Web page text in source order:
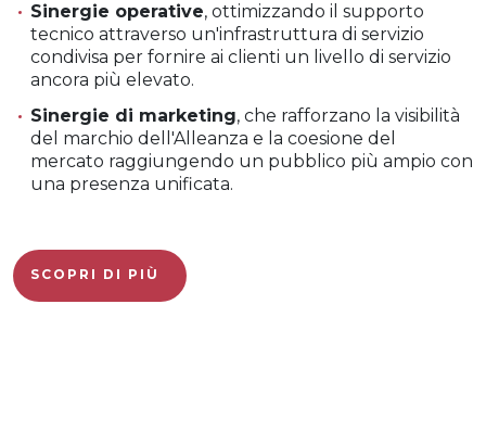
Sinergie operative, ottimizzando il supporto
tecnico attraverso un'infrastruttura di servizio
condivisa per fornire ai clienti un livello di servizio
ancora più elevato.
Sinergie di marketing, che rafforzano la visibilità
del marchio dell'Alleanza e la coesione del
mercato raggiungendo un pubblico più ampio con
una presenza unificata.
SCOPRI DI PIÙ